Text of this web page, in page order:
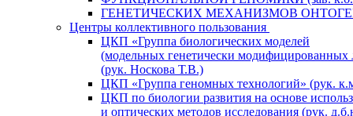
ГЕНЕТИЧЕСКИХ МЕХАНИЗМОВ
Центры коллективного пользования
ЦКП «Группа биологических моделей
(модельных генетически
(рук. Носкова Т.В.)
ЦКП «Группа геномных технологий» (рук.
ЦКП по биологии развития на основе
и оптических методов исследования (рук.